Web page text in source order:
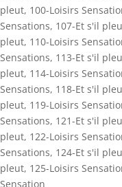
pleut, 100-Loisirs
Sensations, 107-Et s'il
pleut, 110-Loisirs
Sensations, 113-Et s'il
pleut, 114-Loisirs
Sensations, 118-Et s'il
pleut, 119-Loisirs
Sensations, 121-Et s'il
pleut, 122-Loisirs
Sensations, 124-Et s'il
pleut, 125-Loisirs
Sensation